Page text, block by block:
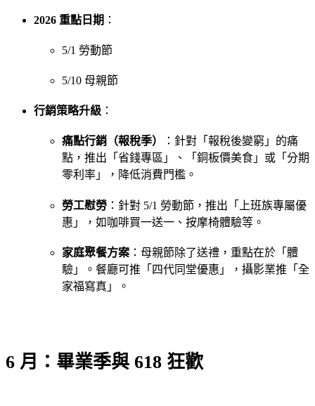
2026 重點日期 ：
5/1 勞動節
5/10 母親節
行銷策略升級 ：
痛點行銷（報稅季）
：針對「報稅後變窮」的痛
點，推出「省錢專區」、「銅板價美食」或「分期
零利率」，降低消費門檻。
勞工慰勞 ：針對 5/1 勞動節，推出「上班族專屬優
惠」，如咖啡買一送一、按摩椅體驗等。
家庭聚餐方案 ：母親節除了送禮，重點在於「體
驗」。餐廳可推「四代同堂優惠」，攝影業推「全
家福寫真」。
6 月：畢業季與 618 狂歡